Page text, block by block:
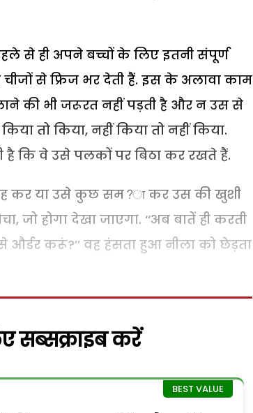
से ही अपने बच्चों के लिए इतनी संपूर्ण
चीजों से फ्रिज भर देती हैं. इस के अलावा काम
की भी जरूरत नहीं पड़ती है और न उस से
तो किया, नहीं किया तो नहीं किया.
है कि वे उसे पलकों पर बिठा कर रखते हैं.
कह कर या उसे कुछ सम?ा कर उस की खुशी
जो होगा देखा जाएगा. ‘‘अब बातें ही करती
और्डर करूं?’’ वह हंसता हुआ नीला को छेड़ता
सब्सक्राइब करें